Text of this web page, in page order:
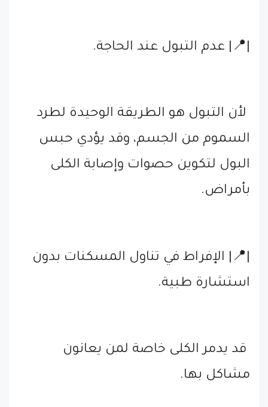
|📍| عدم التبول عند الحاجة.
لأن التبول هو الطريقة الوحيدة لطرد
السموم من الجسم، وقد يؤدي حبس
البول لتكوين حصوات وإصابة الكلى
بأمراض.
|📍| الإفراط في تناول المسكنات بدون
استشارة طبية.
قد يدمر الكلى خاصة لمن يعانون
مشاكل بها.